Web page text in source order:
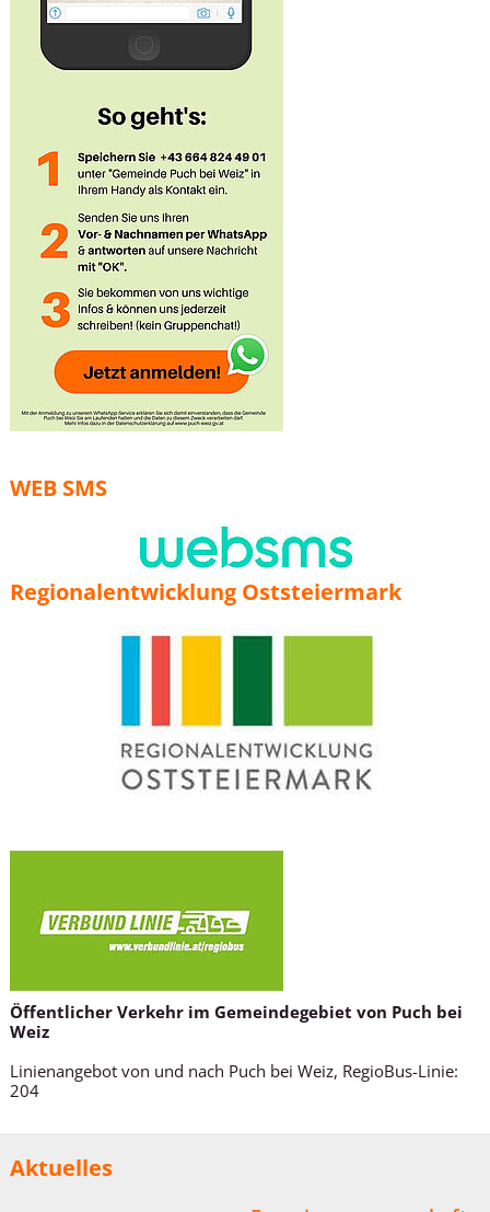
WEB SMS
Regionalentwicklung Oststeiermark
Öffentlicher Verkehr im Gemeindegebiet von Puch bei
Weiz
Linienangebot von und nach Puch bei Weiz, RegioBus-Linie:
204
Aktuelles